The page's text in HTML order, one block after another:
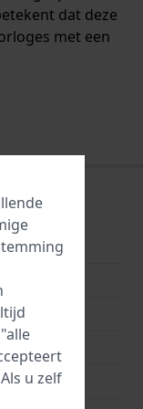
dat deze
met een
u zelf